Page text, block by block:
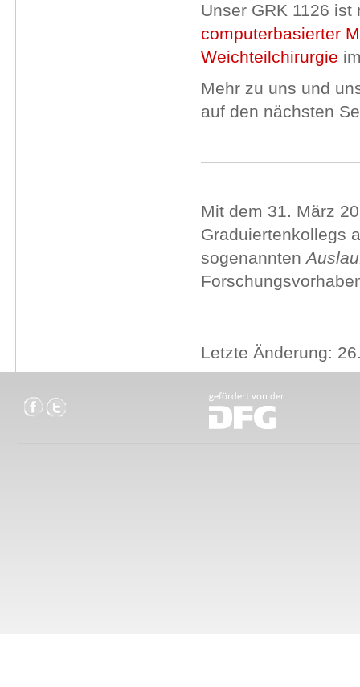
Unser GRK 1126
computerbasierter
Weichteilchirurgie
Mehr zu uns und
auf den nächsten
Mit dem 31. März
Graduiertenkollegs
sogenannten
Letzte Änderung: